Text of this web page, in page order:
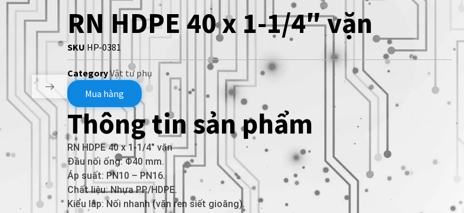
RN HDPE 40 x 1-1/4″ vặn
SKU HP-0381
CategoryVật tư phụ
Mua hàng
Thông tin sản phẩm
RN HDPE 40 x 1-1/4″ vặn
Đầu nối ống: Φ40 mm.
Áp suất: PN10 – PN16.
Chất liệu: Nhựa PP/HDPE.
Kiểu lắp: Nối nhanh (vặn ren siết gioăng).